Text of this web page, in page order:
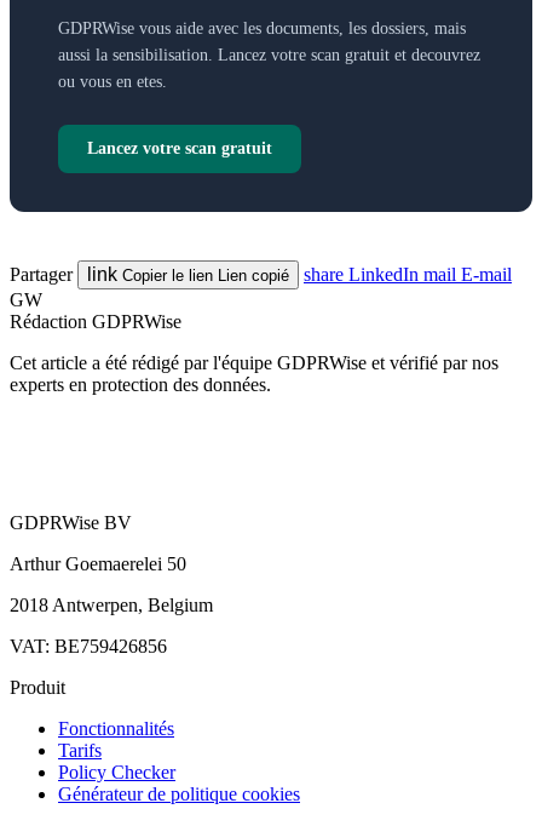
GDPRWise vous aide avec les documents, les dossiers, mais
aussi la sensibilisation. Lancez votre scan gratuit et decouvrez
ou vous en etes.
Lancez votre scan gratuit
Partager link Copier le lien Lien copié share LinkedIn mail E-mail
GW
Rédaction GDPRWise
Cet article a été rédigé par l'équipe GDPRWise et vérifié par nos
experts en protection des données.
GDPRWise BV
Arthur Goemaerelei 50
2018 Antwerpen, Belgium
VAT: BE759426856
Produit
Fonctionnalités
Tarifs
Policy Checker
Générateur de politique cookies